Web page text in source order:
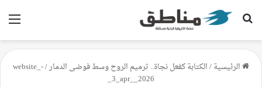
بحث عن
الرئيسية/الكتابة كفعل نجاة.. ترميم الروح وسط فوضى الدمار/
website_-
_3_apr__2026